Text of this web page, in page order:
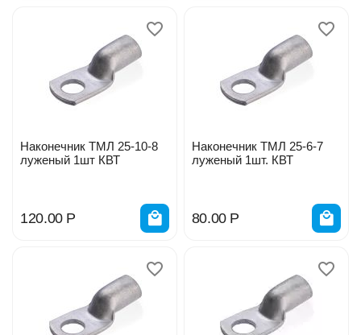
Наконечник ТМЛ 25-10-8
луженый 1шт КВТ
120.00 Р
Наконечник ТМЛ 25-6-7
луженый 1шт. КВТ
80.00 Р